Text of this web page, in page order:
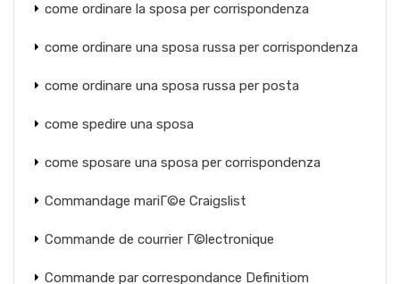
come ordinare la sposa per corrispondenza
come ordinare una sposa russa per corrispondenza
come ordinare una sposa russa per posta
come spedire una sposa
come sposare una sposa per corrispondenza
Commandage mariГ©e Craigslist
Commande de courrier Г©lectronique
Commande par correspondance Definitiom